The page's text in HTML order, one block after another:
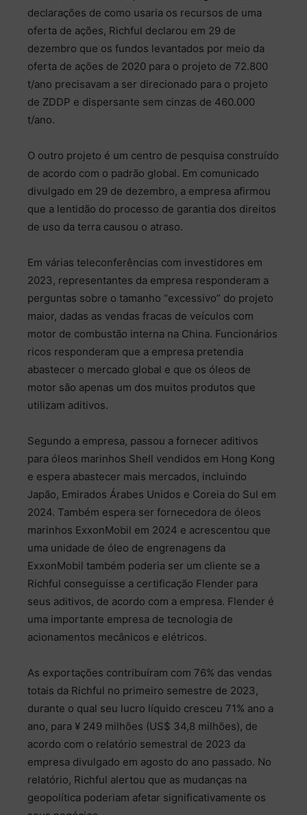
declarações de como usaria os recursos de uma
oferta de ações, Richful declarou em 29 de
dezembro que os fundos levantados por meio da
oferta de ações de 2020 para o projeto de 72.800
t/ano precisavam a ser direcionado para o projeto
de ZDDP e dispersante sem cinzas de 460.000
t/ano.
O outro projeto é um centro de pesquisa construído
de acordo com o padrão global. Em comunicado
divulgado em 29 de dezembro, a empresa afirmou
que a lentidão do processo de garantia dos direitos
de uso da terra causou o atraso.
Em várias teleconferências com investidores em
2023, representantes da empresa responderam a
perguntas sobre o tamanho “excessivo” do projeto
maior, dadas as vendas fracas de veículos com
motor de combustão interna na China. Funcionários
ricos responderam que a empresa pretendia
abastecer o mercado global e que os óleos de
motor são apenas um dos muitos produtos que
utilizam aditivos.
Segundo a empresa, passou a fornecer aditivos
para óleos marinhos Shell vendidos em Hong Kong
e espera abastecer mais mercados, incluindo
Japão, Emirados Árabes Unidos e Coreia do Sul em
2024. Também espera ser fornecedora de óleos
marinhos ExxonMobil em 2024 e acrescentou que
uma unidade de óleo de engrenagens da
ExxonMobil também poderia ser um cliente se a
Richful conseguisse a certificação Flender para
seus aditivos, de acordo com a empresa. Flender é
uma importante empresa de tecnologia de
acionamentos mecânicos e elétricos.
As exportações contribuíram com 76% das vendas
totais da Richful no primeiro semestre de 2023,
durante o qual seu lucro líquido cresceu 71% ano a
ano, para ¥ 249 milhões (US$ 34,8 milhões), de
acordo com o relatório semestral de 2023 da
empresa divulgado em agosto do ano passado. No
relatório, Richful alertou que as mudanças na
geopolítica poderiam afetar significativamente os